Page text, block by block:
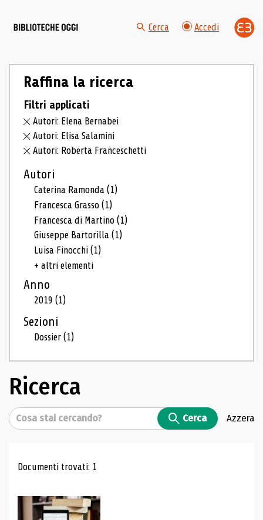
Cerca Accedi
Raffina la ricerca
Filtri applicati
Autori: Elena Bernabei
Autori: Elisa Salamini
Autori: Roberta Franceschetti
Autori
Caterina Ramonda(1)
Francesca Grasso(1)
Francesca di Martino(1)
Giuseppe Bartorilla(1)
Luisa Finocchi(1)
+ altri elementi
Anno
2019(1)
Sezioni
Dossier(1)
Ricerca
Cerca Cerca Azzera
Risultati di ricerca
Documenti trovati: 1